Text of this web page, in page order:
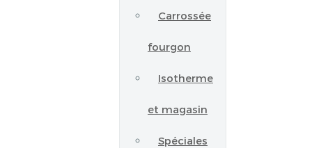
Carrossée
fourgon
Isotherme
et magasin
Spéciales